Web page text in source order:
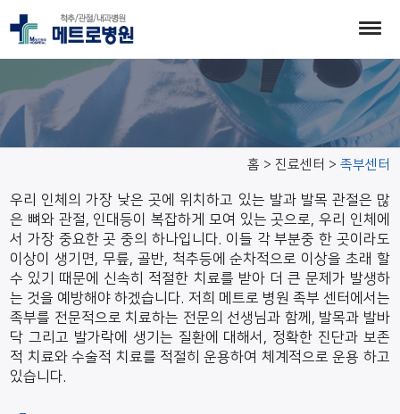
족부센터
홈 > 진료센터 > 족부센터
우리 인체의 가장 낮은 곳에 위치하고 있는 발과 발목 관절은 많
은 뼈와 관절, 인대등이 복잡하게 모여 있는 곳으로, 우리 인체에
서 가장 중요한 곳 중의 하나입니다. 이들 각 부분중 한 곳이라도
이상이 생기면, 무릎, 골반, 척추등에 순차적으로 이상을 초래 할
수 있기 때문에 신속히 적절한 치료를 받아 더 큰 문제가 발생하
는 것을 예방해야 하겠습니다. 저희 메트로 병원 족부 센터에서는
족부를 전문적으로 치료하는 전문의 선생님과 함께, 발목과 발바
닥 그리고 발가락에 생기는 질환에 대해서, 정확한 진단과 보존
적 치료와 수술적 치료를 적절히 운용하여 체계적으로 운용 하고
있습니다.